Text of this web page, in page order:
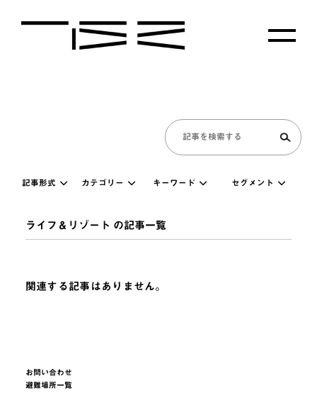
ライフ＆リゾート の記事一覧
関連する記事はありません。
お問い合わせ
避難場所一覧
記事形式 カテゴリー キーワード セグメント